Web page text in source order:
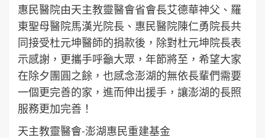
惠民醫院由天主教靈醫會省會長艾德華神父、羅
東聖母醫院馬漢光院長、惠民醫院陳仁勇院長共
同接受杜元坤醫師的捐款後，除對杜元坤院長表
示感謝，更攜手呼籲大眾，年節將至，希望大家
在除夕團圓之餘，也感念澎湖的無依長輩們需要
一個更完善的家，進而伸出援手，讓澎湖的長照
服務更加完善！
天主教靈醫會-澎湖惠民重建基金